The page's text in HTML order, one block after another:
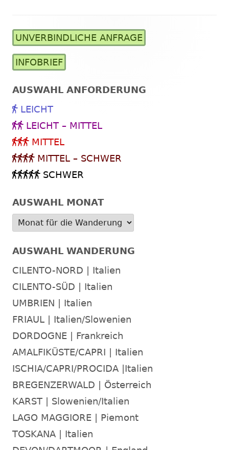
Haupt-
Seitenleiste
UNVERBINDLICHE ANFRAGE
INFOBRIEF
AUSWAHL ANFORDERUNG
LEICHT
LEICHT – MITTEL
MITTEL
MITTEL – SCHWER
SCHWER
AUSWAHL MONAT
AUSWAHL WANDERUNG
CILENTO-NORD | Italien
CILENTO-SÜD | Italien
UMBRIEN | Italien
FRIAUL | Italien/Slowenien
DORDOGNE | Frankreich
AMALFIKÜSTE/CAPRI | Italien
ISCHIA/CAPRI/PROCIDA |Italien
BREGENZERWALD | Österreich
KARST | Slowenien/Italien
LAGO MAGGIORE | Piemont
TOSKANA | Italien